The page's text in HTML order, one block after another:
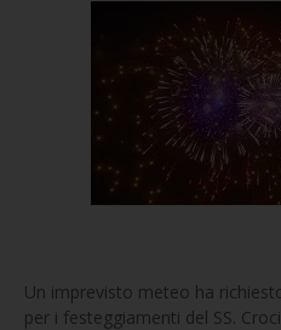
Un imprevisto meteo ha
per i festeggiamenti del SS.